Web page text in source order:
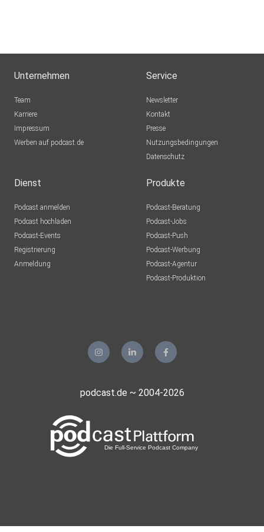
Unternehmen
Team
Karriere
Impressum
Werben auf podcast.de
Service
Newsletter
Kontakt
Presse
Nutzungsbedingungen
Datenschutz
Dienst
Podcast anmelden
Podcast hochladen
Podcast-Events
Registrierung
Anmeldung
Produkte
Podcast-Beratung
Podcast-Jobs
Podcast-Push
Podcast-Werbung
Podcast-Agentur
Podcast-Produktion
podcast.de ~ 2004-2026